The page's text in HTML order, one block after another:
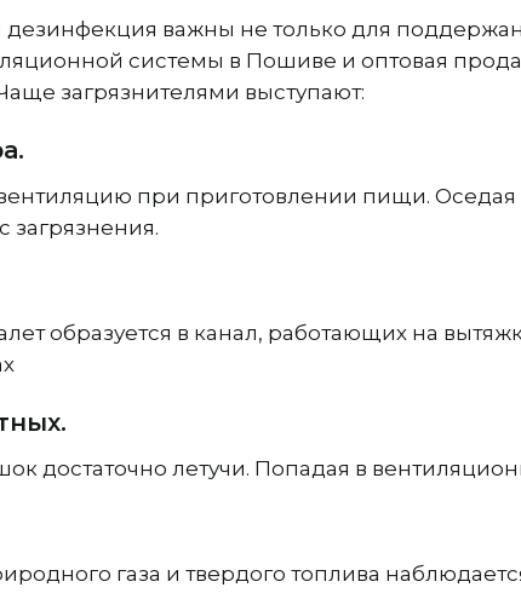
дезинфекция важны не только для
системы в Пошиве и оптовая
загрязнителями выступают:
при приготовлении пищи. Оседая
загрязнения.
образуется в канал, работающих на
достаточно летучи. Попадая в
газа и твердого топлива